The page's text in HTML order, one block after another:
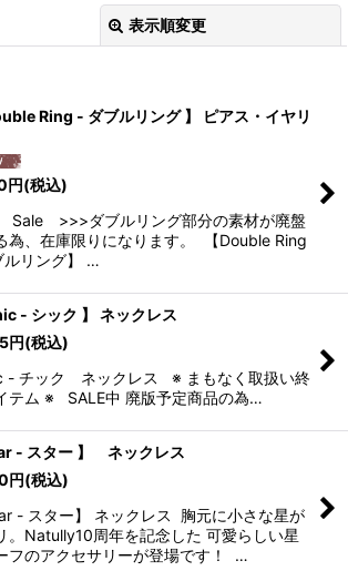
表示順変更
絞り込む
Ring - ダブルリング 】 ピアス・イヤリ
円(税込)
>>>ダブルリング部分の素材が廃盤
為、在庫限りになります。 【Double Ring
ルリング】 …
- シック 】 ネックレス
円(税込)
- チック ネックレス ※ まもなく取扱い終
テム ※ SALE中 廃版予定商品の為…
- スター 】 ネックレス
円(税込)
- スター】 ネックレス 胸元に小さな星が
。Natully10周年を記念した 可愛らしい星
フのアクセサリーが登場です！ …